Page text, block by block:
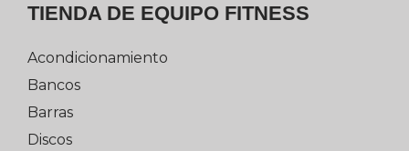
TIENDA DE EQUIPO FITNESS
Acondicionamiento
Bancos
Barras
Discos